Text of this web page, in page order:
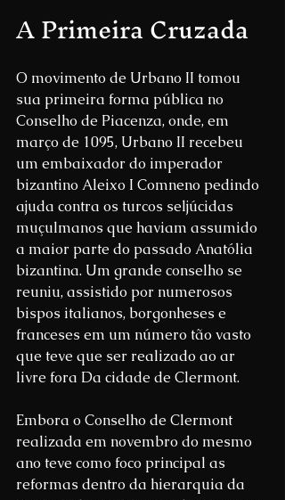
A Primeira Cruzada
O movimento de Urbano II tomou
sua primeira forma pública no
Conselho de Piacenza, onde, em
março de 1095, Urbano II recebeu
um embaixador do imperador
bizantino Aleixo I Comneno pedindo
ajuda contra os turcos seljúcidas
muçulmanos que haviam assumido
a maior parte do passado Anatólia
bizantina. Um grande conselho se
reuniu, assistido por numerosos
bispos italianos, borgonheses e
franceses em um número tão vasto
que teve que ser realizado ao ar
livre fora Da cidade de Clermont.
Embora o Conselho de Clermont
realizada em novembro do mesmo
ano teve como foco principal as
reformas dentro da hierarquia da